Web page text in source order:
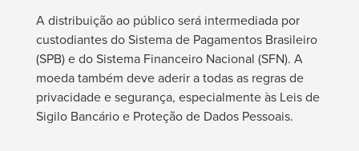
A distribuição ao público será intermediada por
custodiantes do Sistema de Pagamentos Brasileiro
(SPB) e do Sistema Financeiro Nacional (SFN). A
moeda também deve aderir a todas as regras de
privacidade e segurança, especialmente às Leis de
Sigilo Bancário e Proteção de Dados Pessoais.